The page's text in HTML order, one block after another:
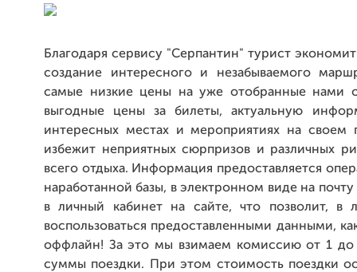
Благодаря сервису "Серпантин" турист
создание интересного и незабываемого
самые низкие цены на уже отобранные нами
выгодные цены за билеты, актуальную
интересных местах и мероприятиях на своем
избежит неприятных сюрпризов и различных
всего отдыха. Информация предоставляется
наработанной базы, в электронном виде на
в личный кабинет на сайте, что позволит, в
воспользоваться предоставленными данными,
оффлайн! За это мы взимаем комиссию от 1 до
суммы поездки. При этом стоимость поездки